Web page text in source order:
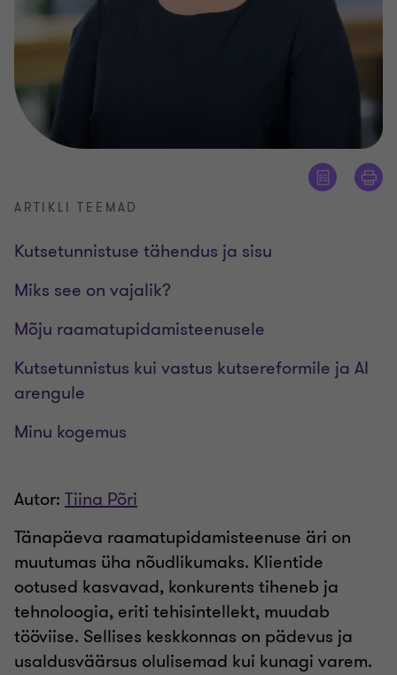
ARTIKLI TEEMAD
Kutsetunnistuse tähendus ja sisu
Miks see on vajalik?
Mõju raamatupidamisteenusele
Kutsetunnistus kui vastus kutsereformile ja AI
arengule
Minu kogemus
Autor: Tiina Põri
Tänapäeva raamatupidamisteenuse äri on
muutumas üha nõudlikumaks. Klientide
ootused kasvavad, konkurents tiheneb ja
tehnoloogia, eriti tehisintellekt, muudab
tööviise. Sellises keskkonnas on pädevus ja
usaldusväärsus olulisemad kui kunagi varem.